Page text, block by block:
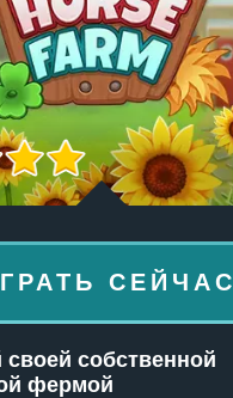
СЕЙЧАС
своей собственной
фермой